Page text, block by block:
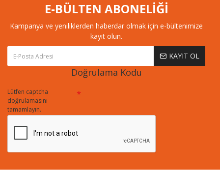
E-BÜLTEN ABONELİĞİ
Kampanya ve yeniliklerden haberdar olmak için e-bültenimize
kayıt olun.
KAYIT OL
Doğrulama Kodu
Lütfen captcha
doğrulamasını
tamamlayın.